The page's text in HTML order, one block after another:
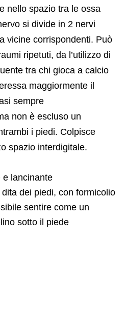
nello spazio tra le ossa
si divide in 2 nervi
vicine corrispondenti. Può
ripetuti, da l’utilizzo di
tra chi gioca a calcio
maggiormente il
sempre
non è escluso un
i piedi. Colpisce
spazio interdigitale.
e lancinante
dita dei piedi, con formicolio
sentire come un
sotto il piede